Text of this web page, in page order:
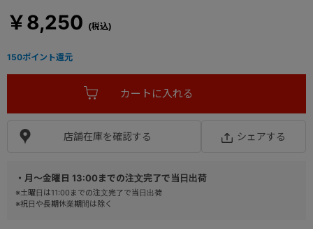
・月～金曜日 13:00までの注文完了で当日出荷
※土曜日は11:00までの注文完了で当日出荷
※祝日や長期休業期間は除く
￥8,250
店舗在庫を確認する シェアする
150ポイント還元